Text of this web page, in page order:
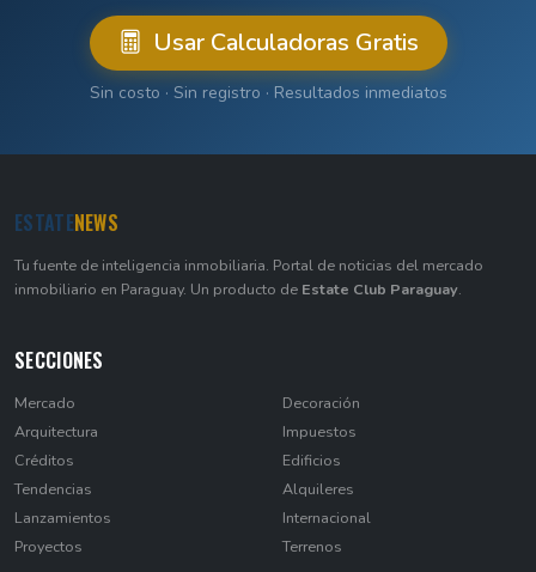
Usar Calculadoras Gratis
Sin costo · Sin registro · Resultados inmediatos
ESTATENEWS
Tu fuente de inteligencia inmobiliaria. Portal de noticias del mercado
inmobiliario en Paraguay. Un producto de Estate Club Paraguay.
SECCIONES
Mercado
Arquitectura
Créditos
Tendencias
Lanzamientos
Proyectos
Decoración
Impuestos
Edificios
Alquileres
Internacional
Terrenos